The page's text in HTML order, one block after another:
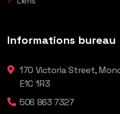
Informations bureau
170 Victoria Street,
E1C 1R3
506 863 7327